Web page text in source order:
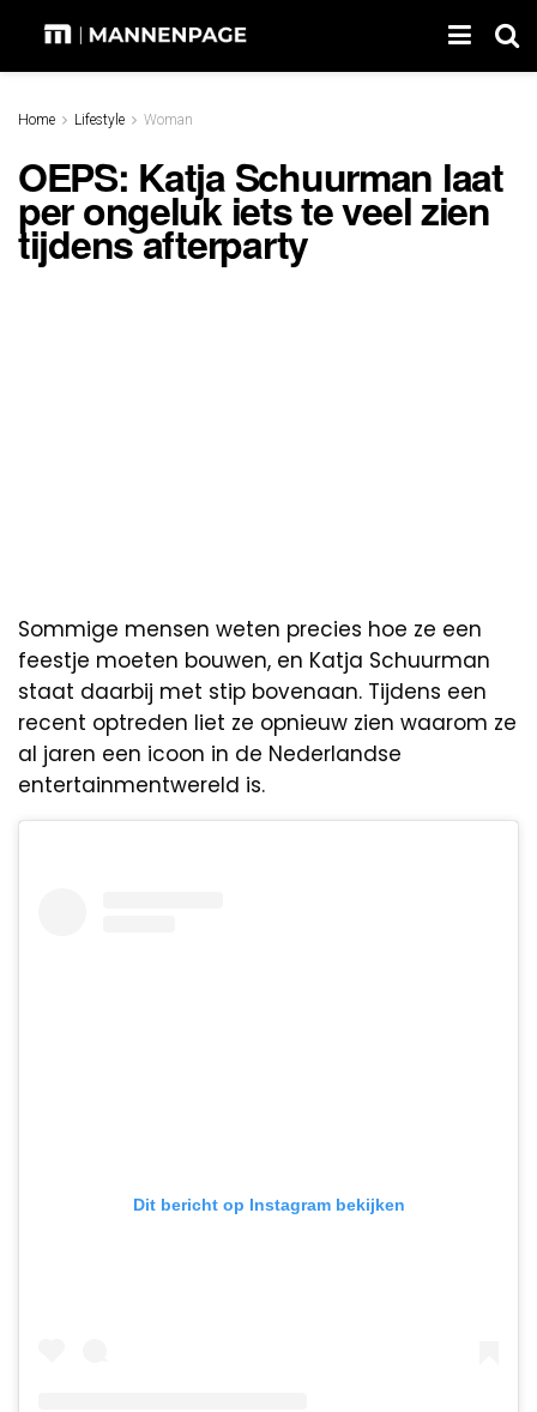
Home Lifestyle Woman
OEPS: Katja Schuurman laat
per ongeluk iets te veel zien
tijdens afterparty
Sommige mensen weten precies hoe ze een
feestje moeten bouwen, en Katja Schuurman
staat daarbij met stip bovenaan. Tijdens een
recent optreden liet ze opnieuw zien waarom ze
al jaren een icoon in de Nederlandse
entertainmentwereld is.
Dit bericht op Instagram bekijken